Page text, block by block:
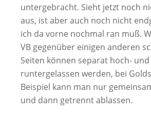
untergebracht. Sieht jetzt noch
aus, ist aber auch noch nicht
ich da vorne nochmal ran muß.
VB gegenüber einigen anderen
Seiten können separat hoch- und
runtergelassen werden, bei
Beispiel kann man nur
und dann getrennt ablassen.